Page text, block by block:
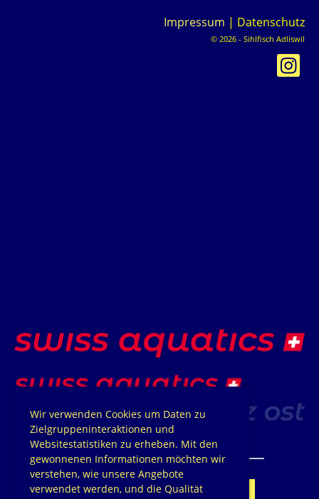
Wir verwenden Cookies um Daten zu
Zielgruppeninteraktionen und
Websitestatistiken zu erheben. Mit den
gewonnenen Informationen möchten wir
verstehen, wie unsere Angebote
verwendet werden, und die Qualität
Impressum | Datenschutz
© 2026 - Sihlfisch Adliswil